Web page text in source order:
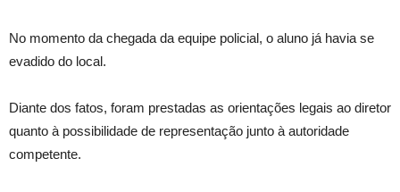
No momento da chegada da equipe policial, o aluno já havia se
evadido do local.
Diante dos fatos, foram prestadas as orientações legais ao diretor
quanto à possibilidade de representação junto à autoridade
competente.